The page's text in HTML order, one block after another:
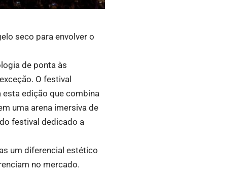
seco para envolver o
de ponta às
O festival
esta edição que combina
uma arena imersiva de
festival dedicado a
um diferencial estético
no mercado.